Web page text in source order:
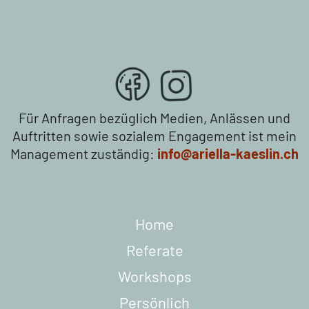
Für Anfragen bezüglich Medien, Anlässen und
Auftritten sowie sozialem Engagement ist mein
Management zuständig: info@ariella-kaeslin.ch
Home
Referate
Workshops
Persönlich